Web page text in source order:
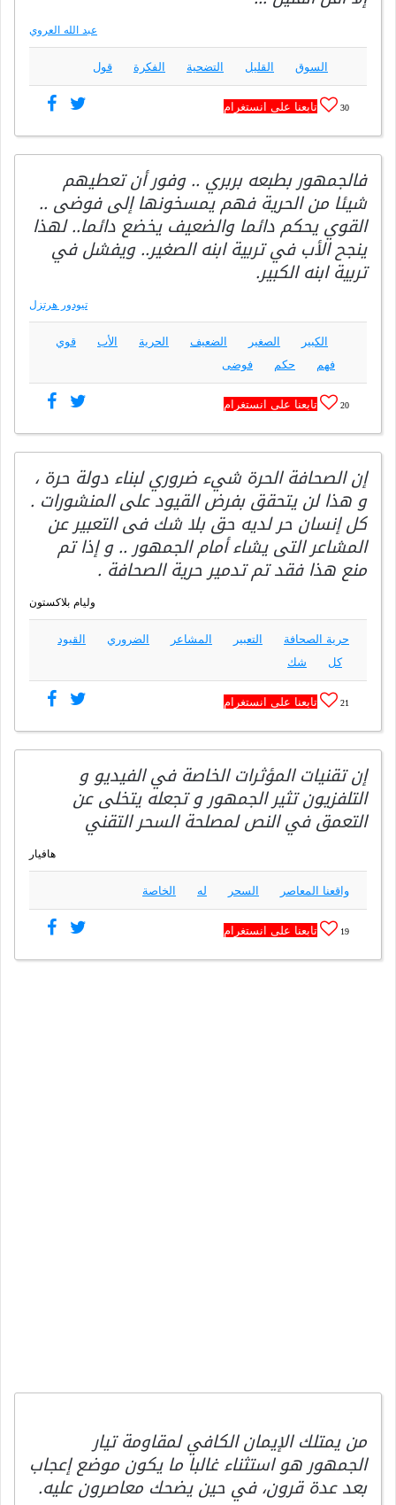
عبد الله العروي
السوق القليل التضحية الفكرة قول
30 تابعنا على انستغرام
فالجمهور بطبعه بربري .. وفور أن تعطيهم
شيئا من الحرية فهم يمسخونها إلى فوضى ..
القوي يحكم دائما والضعيف يخضع دائما.. لهذا
ينجح الأب في تربية ابنه الصغير.. ويفشل في
تربية ابنه الكبير.
تيودور هرتزل
الكبير الصغير الضعيف الحرية الأب
قوي
فهم
حكم فوضى
20 تابعنا على انستغرام
إن الصحافة الحرة شيء ضروري لبناء دولة حرة ،
و هذا لن يتحقق بفرض القيود على المنشورات .
كل إنسان حر لديه حق بلا شك فى التعبير عن
المشاعر التى يشاء أمام الجمهور .. و إذا تم
منع هذا فقد تم تدمير حرية الصحافة .
وليام بلاكستون
حرية الصحافة التعبير المشاعر الضروري
القيود
كل
شك
21 تابعنا على انستغرام
إن تقنيات المؤثرات الخاصة في الفيديو و
التلفزيون تثير الجمهور و تجعله يتخلى عن
التعمق في النص لمصلحة السحر التقني
هافيار
واقعنا المعاصر السحر له الخاصة
19 تابعنا على انستغرام
من يمتلك الإيمان الكافي لمقاومة تيار
الجمهور هو استثناء غالبا ما يكون موضع إعجاب
بعد عدة قرون، في حين يضحك معاصرون عليه.